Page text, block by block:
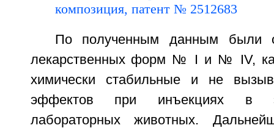
По полученным данным были
лекарственных форм № I и № IV,
химически стабильные и не
эффектов при инъекциях в
лабораторных животных.